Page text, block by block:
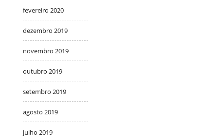
fevereiro 2020
dezembro 2019
novembro 2019
outubro 2019
setembro 2019
agosto 2019
julho 2019